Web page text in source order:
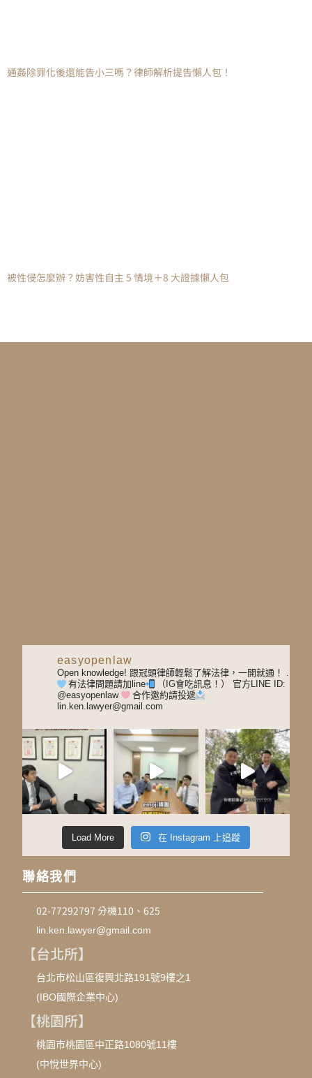
通姦除罪化後還能告小三嗎？律師解析提告懶人包！
被性侵怎麼辦？妨害性自主 5 情境＋8 大證據懶人包
easyopenlaw
Open knowledge! 跟冠頭律師輕鬆了解法律，一開就通！
.
有法律問題請加line
（IG會吃訊息！）
官方LINE ID:
@easyopenlaw
合作邀約請投遞
lin.ken.lawyer@gmail.com
Load More 在 Instagram 上追蹤
聯絡我們
02-77292797 分機110、625
lin.ken.lawyer@gmail.com
【台北所】
台北市松山區復興北路191號9樓之1
(IBO國際企業中心)
【桃園所】
桃園市桃園區中正路1080號11樓
(中悅世界中心)